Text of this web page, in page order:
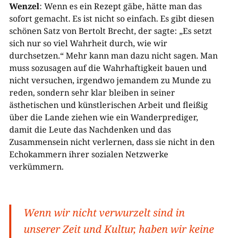
Wenzel: Wenn es ein Rezept gäbe, hätte man das
sofort gemacht. Es ist nicht so einfach. Es gibt diesen
schönen Satz von Bertolt Brecht, der sagte: „Es setzt
sich nur so viel Wahrheit durch, wie wir
durchsetzen.“ Mehr kann man dazu nicht sagen. Man
muss sozusagen auf die Wahrhaftigkeit bauen und
nicht versuchen, irgendwo jemandem zu Munde zu
reden, sondern sehr klar bleiben in seiner
ästhetischen und künstlerischen Arbeit und fleißig
über die Lande ziehen wie ein Wanderprediger,
damit die Leute das Nachdenken und das
Zusammensein nicht verlernen, dass sie nicht in den
Echokammern ihrer sozialen Netzwerke
verkümmern.
Wenn wir nicht verwurzelt sind in
unserer Zeit und Kultur, haben wir keine